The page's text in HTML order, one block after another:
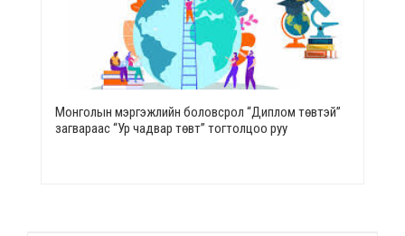
Монголын мэргэжлийн боловсрол “Диплом төвтэй”
загвараас “Ур чадвар төвт” тогтолцоо руу